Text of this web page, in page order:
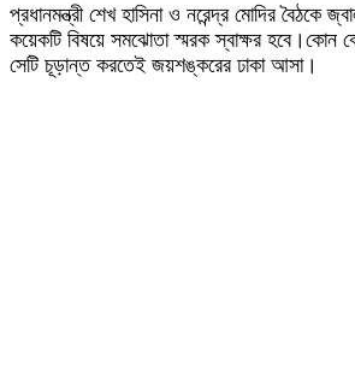
প্রধানমন্ত্রী শেখ হাসিনা ও নরেন্দ্র মোদির বৈঠকে
কয়েকটি বিষয়ে সমঝোতা স্মরক স্বাক্ষর হবে।কোন
সেটি চূড়ান্ত করতেই জয়শঙ্করের ঢাকা আসা।